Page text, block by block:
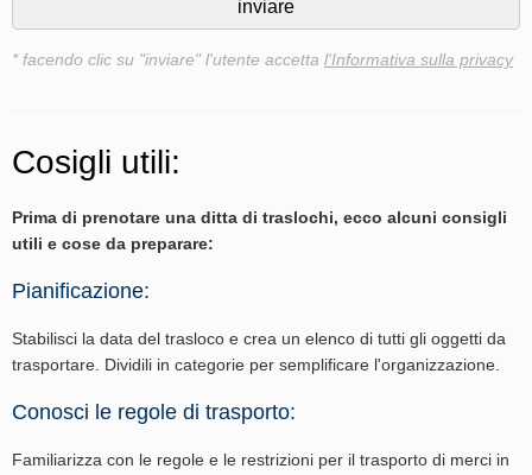
* facendo clic su "inviare" l'utente accetta l'Informativa sulla privacy
Cosigli utili:
Prima di prenotare una ditta di traslochi, ecco alcuni consigli
utili e cose da preparare:
Pianificazione:
Stabilisci la data del trasloco e crea un elenco di tutti gli oggetti da
trasportare. Dividili in categorie per semplificare l'organizzazione.
Conosci le regole di trasporto:
Familiarizza con le regole e le restrizioni per il trasporto di merci in